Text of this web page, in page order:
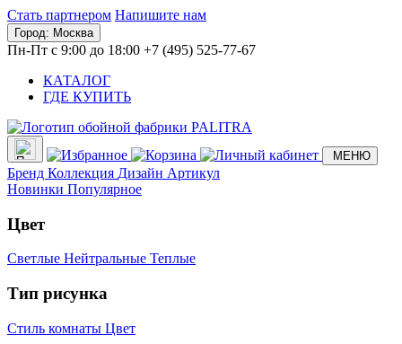
Стать партнером Напишите нам
Город: Москва
Пн-Пт с 9:00 до 18:00 +7 (495) 525-77-67
КАТАЛОГ
ГДЕ КУПИТЬ
МЕНЮ
Бренд Коллекция Дизайн Артикул
Новинки Популярное
Цвет
Светлые Нейтральные Теплые
Тип рисунка
Стиль комнаты Цвет